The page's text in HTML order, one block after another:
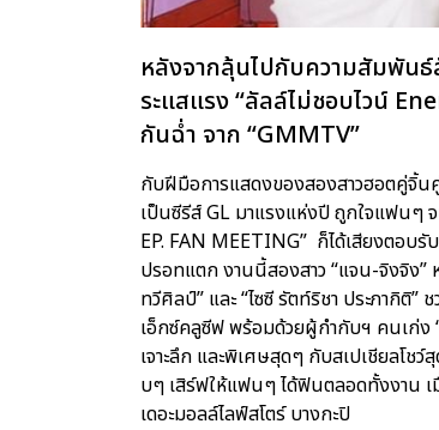
หลังจากลุ้นไปกับความสัมพัน
ระแสแรง “ลัลล์ไม่ชอบไวน์
กันฉ่ำ จาก “GMMTV”
กับฝีมือการแสดงของสองสาวฮอตคู่จิ้น
เป็นซีรีส์ GL มาแรงแห่งปี ถูกใจแฟนๆ
EP. FAN MEETING” ก็ได้เสียงตอบ
ปรอทแตก งานนี้สองสาว “แจน-จิงจิง
ทวีศิลป์” และ “ไซซี รัตท์ริชา ประภากิ
เอ็กซ์คลูซีฟ พร้อมด้วยผู้กำกับฯ คนเก่ง
เจาะลึก และพิเศษสุดๆ กับสเปเชียลโชว์
บๆ เสิร์ฟให้แฟนๆ ได้ฟินตลอดทั้งงาน
เดอะมอลล์ไลฟ์สโตร์ บางกะปิ